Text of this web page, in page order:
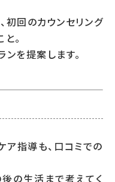
初回のカウンセリング
。
を提案します。
指導も、口コミでの
後の生活まで考えてく